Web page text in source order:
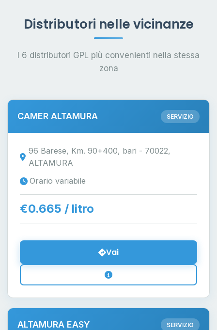
Distributori nelle vicinanze
I 6 distributori GPL più convenienti nella stessa
zona
CAMER ALTAMURA SERVIZIO
96 Barese, Km. 90+400, bari - 70022,
ALTAMURA
Orario variabile
€0.665 / litro
Vai
ALTAMURA EASY SERVIZIO